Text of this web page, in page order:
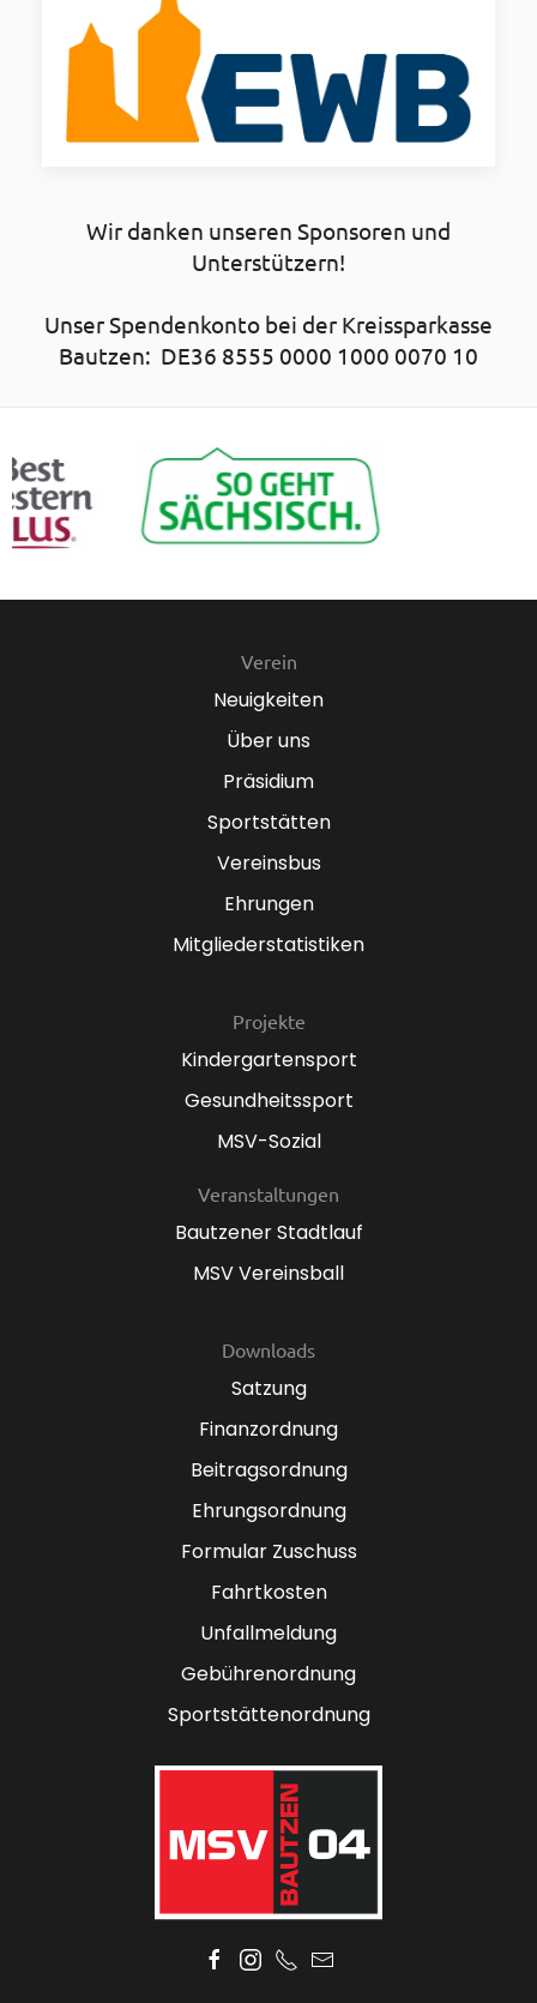
Wir danken unseren Sponsoren und
Unterstützern!
Unser Spendenkonto bei der Kreissparkasse
Bautzen: DE36 8555 0000 1000 0070 10
Verein
Neuigkeiten
Über uns
Präsidium
Sportstätten
Vereinsbus
Ehrungen
Mitgliederstatistiken
Projekte
Kindergartensport
Gesundheitssport
MSV-Sozial
Veranstaltungen
Bautzener Stadtlauf
MSV Vereinsball
Downloads
Satzung
Finanzordnung
Beitragsordnung
Ehrungsordnung
Formular Zuschuss
Fahrtkosten
Unfallmeldung
Gebührenordnung
Sportstättenordnung